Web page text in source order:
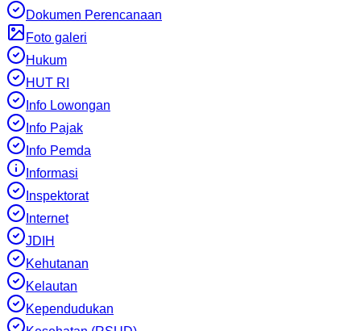
Dokumen Perencanaan
Foto galeri
Hukum
HUT RI
Info Lowongan
Info Pajak
Info Pemda
Informasi
Inspektorat
Internet
JDIH
Kehutanan
Kelautan
Kependudukan